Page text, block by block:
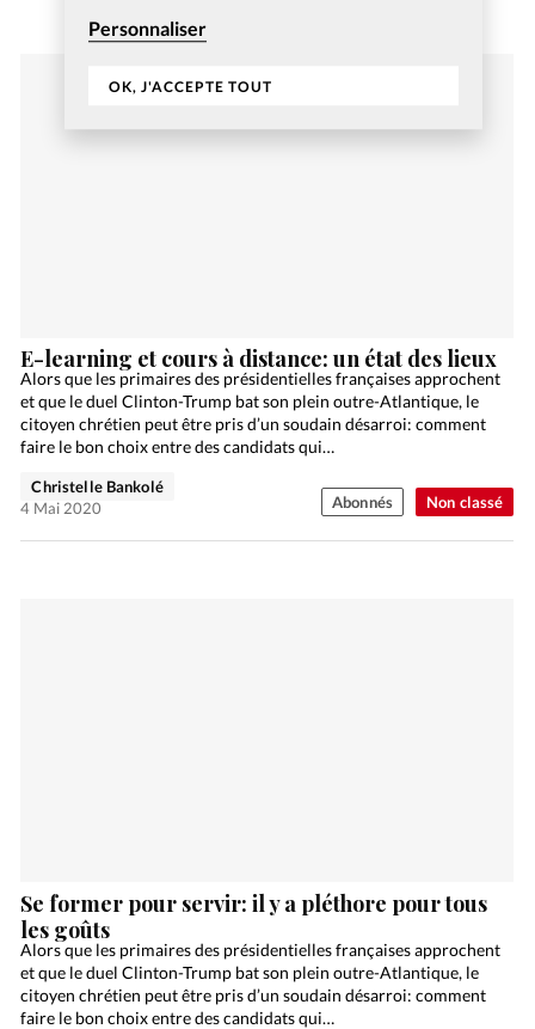
Personnaliser
OK, J'ACCEPTE TOUT
Non classé
E-learning et cours à distance: un état des lieux
Alors que les primaires des présidentielles françaises approchent
et que le duel Clinton-Trump bat son plein outre-Atlantique, le
citoyen chrétien peut être pris d’un soudain désarroi: comment
faire le bon choix entre des candidats qui…
Christelle Bankolé
4 Mai 2020
Abonnés
Se former pour servir: il y a pléthore pour tous
les goûts
Alors que les primaires des présidentielles françaises approchent
et que le duel Clinton-Trump bat son plein outre-Atlantique, le
citoyen chrétien peut être pris d’un soudain désarroi: comment
faire le bon choix entre des candidats qui…